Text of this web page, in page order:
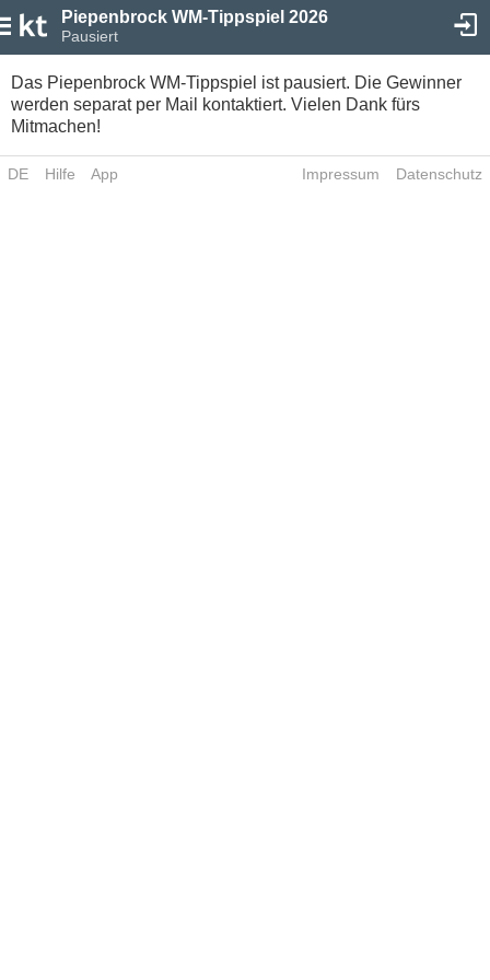
Piepenbrock WM-Tippspiel 2026
Pausiert
Das Piepenbrock WM-Tippspiel ist pausiert. Die Gewinner
werden separat per Mail kontaktiert. Vielen Dank fürs
Mitmachen!
DE Hilfe App Impressum Datenschutz